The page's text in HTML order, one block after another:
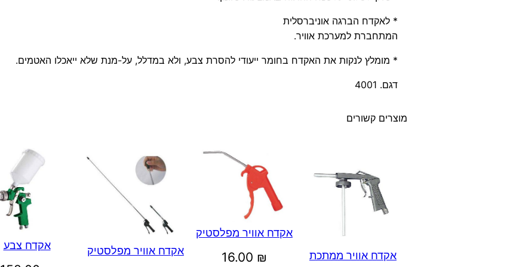
* לאקדח הברגה אוניברסלית
המתחברת למערכת אוויר.
* מומלץ לנקות את האקדח בחומר ייעודי להסרת צבע, ולא במדלל, על-מנת שלא ייאכלו האטמים.
דגם. 4001
מוצרים קשורים
אקדח אוויר ממתכת
אקדח אוויר מפלסטיק
16.00 ₪ אקדח אוויר מפלסטיק אקדח צבע